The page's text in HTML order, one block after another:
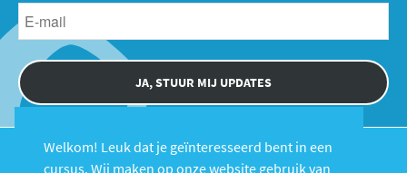
JA, STUUR MIJ UPDATES
Welkom! Leuk dat je geïnteresseerd bent in een
cursus. Wij maken op onze website gebruik van